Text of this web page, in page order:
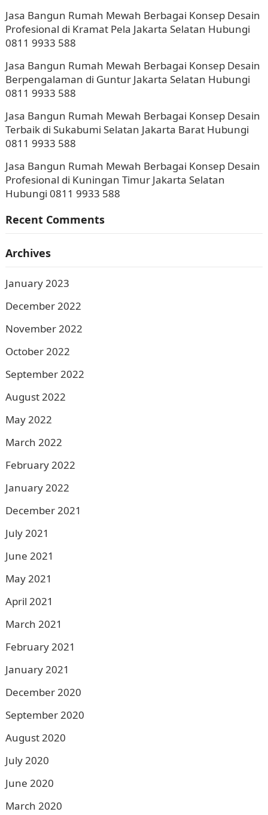
Jasa Bangun Rumah Mewah Berbagai Konsep Desain
Profesional di Kramat Pela Jakarta Selatan Hubungi
0811 9933 588
Jasa Bangun Rumah Mewah Berbagai Konsep Desain
Berpengalaman di Guntur Jakarta Selatan Hubungi
0811 9933 588
Jasa Bangun Rumah Mewah Berbagai Konsep Desain
Terbaik di Sukabumi Selatan Jakarta Barat Hubungi
0811 9933 588
Jasa Bangun Rumah Mewah Berbagai Konsep Desain
Profesional di Kuningan Timur Jakarta Selatan
Hubungi 0811 9933 588
Recent Comments
Archives
January 2023
December 2022
November 2022
October 2022
September 2022
August 2022
May 2022
March 2022
February 2022
January 2022
December 2021
July 2021
June 2021
May 2021
April 2021
March 2021
February 2021
January 2021
December 2020
September 2020
August 2020
July 2020
June 2020
March 2020